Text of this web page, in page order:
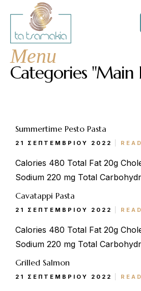
Menu
Categories "Main
Summertime Pesto Pasta
21 ΣΕΠΤΕΜΒΡΊΟΥ 2022
Calories 480 Total Fat 20g
Sodium 220 mg Total
Cavatappi Pasta
21 ΣΕΠΤΕΜΒΡΊΟΥ 2022
Calories 480 Total Fat 20g
Sodium 220 mg Total
Grilled Salmon
21 ΣΕΠΤΕΜΒΡΊΟΥ 2022